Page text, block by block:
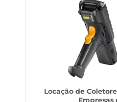
Locação de
Empresas